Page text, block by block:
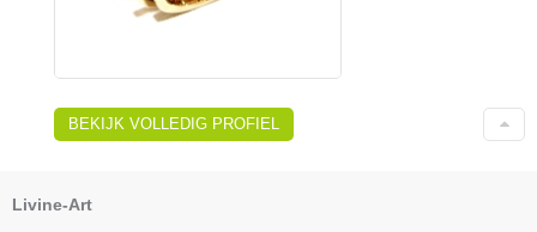
BEKIJK VOLLEDIG PROFIEL
Livine-Art